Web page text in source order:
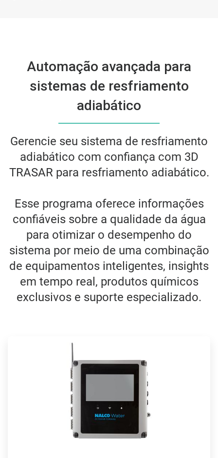
Automação avançada para
sistemas de resfriamento
adiabático
Gerencie seu sistema de resfriamento
adiabático com confiança com 3D
TRASAR para resfriamento adiabático.
Esse programa oferece informações
confiáveis sobre a qualidade da água
para otimizar o desempenho do
sistema por meio de uma combinação
de equipamentos inteligentes, insights
em tempo real, produtos químicos
exclusivos e suporte especializado.